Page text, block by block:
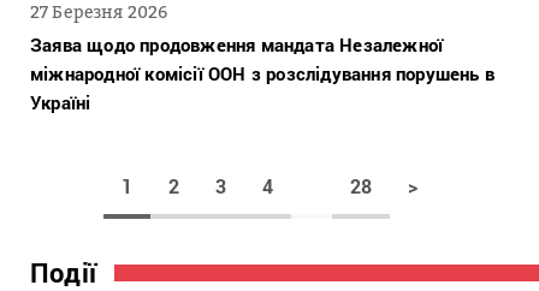
27 Березня 2026
Заява щодо продовження мандата Незалежної
міжнародної комісії ООН з розслідування порушень в
Україні
1 2 3 4 28 >
Події